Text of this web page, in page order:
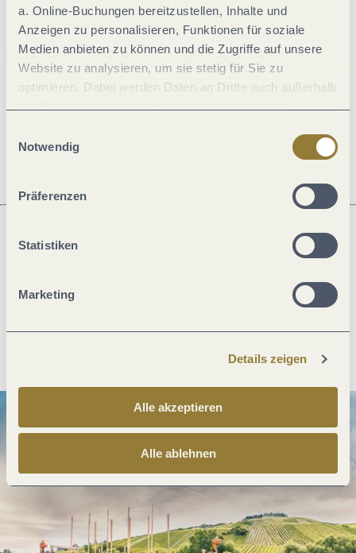
a. Online-Buchungen bereitzustellen, Inhalte und
Anzeigen zu personalisieren, Funktionen für soziale
Medien anbieten zu können und die Zugriffe auf unsere
Website zu analysieren, um sie stetig für Sie zu
optimieren. Dabei werden Daten an Dritte auch außerhalb
jederzeit widerrufen werden. Mit der Auswahl "Alle
ablehnen" kann es zu Beeinträchtigungen in der Nutzung
Notwendig
Präferenzen
Statistiken
Marketing
Details zeigen
Alle akzeptieren
Alle ablehnen
Allgemeine Informationen
Öffnungszeiten